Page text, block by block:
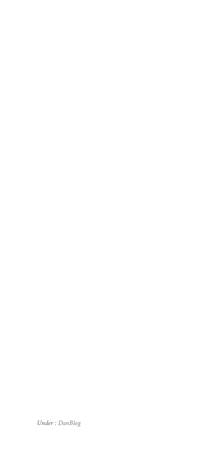
Under :DanBlog